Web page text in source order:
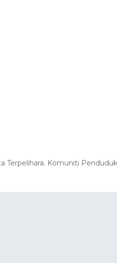
Terpelihara. Komuniti